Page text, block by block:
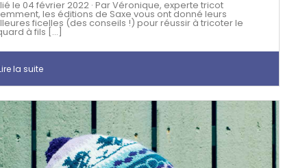
le 04 février 2022 · Par Véronique, experte tricot
les éditions de Saxe vous ont donné leurs
ficelles (des conseils !) pour réussir à tricoter le
à fils [...]
la suite